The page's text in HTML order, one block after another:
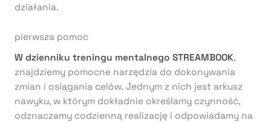
działania.
pierwsza pomoc
W dzienniku treningu mentalnego STREAMBOOK,
znajdziemy pomocne narzędzia do dokonywania
zmian i osiągania celów. Jednym z nich jest arkusz
nawyku, w którym dokładnie określamy czynność,
odznaczamy codzienną realizację i odpowiadamy na